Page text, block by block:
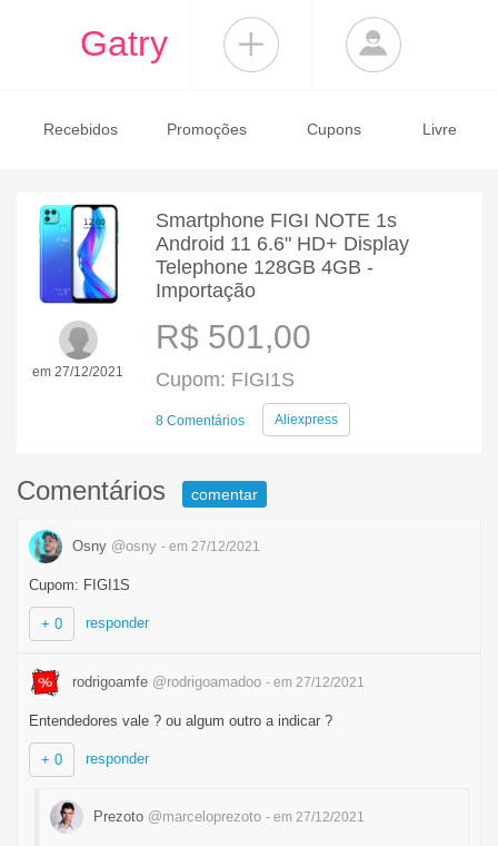
Gatry
Recebidos Promoções Cupons Livre
em 27/12/2021
Smartphone FIGI NOTE 1s
Android 11 6.6" HD+ Display
Telephone 128GB 4GB -
Importação
R$ 501,00
Cupom: FIGI1S
8 Comentários Aliexpress
Comentários comentar
Osny @osny - em 27/12/2021
Cupom: FIGI1S
+ 0 responder
rodrigoamfe @rodrigoamadoo - em 27/12/2021
Entendedores vale ? ou algum outro a indicar ?
+ 0 responder
Prezoto @marceloprezoto - em 27/12/2021